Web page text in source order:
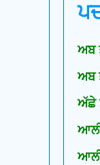
ਅਬ
ਅਬ
ਅੱਛੇ